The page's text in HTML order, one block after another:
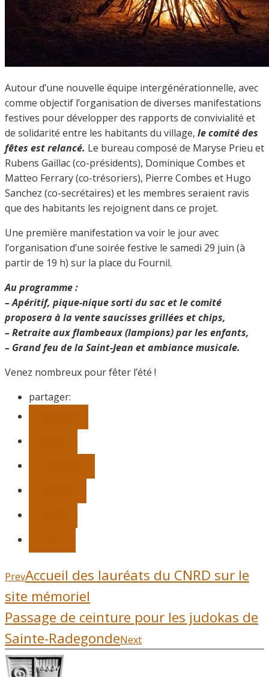
Autour d’une nouvelle équipe intergénérationnelle, avec
comme objectif l’organisation de diverses manifestations
festives pour développer des rapports de convivialité et
de solidarité entre les habitants du village, le comité des
fêtes est relancé. Le bureau composé de Maryse Prieu et
Rubens Gaillac (co-présidents), Dominique Combes et
Matteo Ferrary (co-trésoriers), Pierre Combes et Hugo
Sanchez (co-secrétaires) et les membres seraient ravis
que des habitants les rejoignent dans ce projet.
Une première manifestation va voir le jour avec
l’organisation d’une soirée festive le samedi 29 juin (à
partir de 19 h) sur la place du Fournil.
Au programme :
– Apéritif, pique-nique sorti du sac et le comité
proposera à la vente saucisses grillées et chips,
– Retraite aux flambeaux (lampions) par les enfants,
– Grand feu de la Saint-Jean et ambiance musicale.
Venez nombreux pour fêter l’été !
partager:
PrevAccueil des lauréats du CNRD sur le
site mémoriel
Passage de ceinture pour les judokas de
Sainte-RadegondeNext